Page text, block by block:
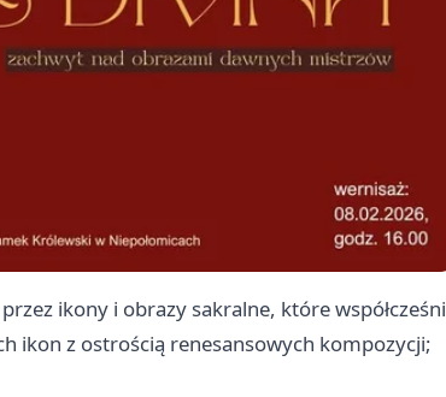
ikony i obrazy sakralne, które współcześni
ikon z ostrością renesansowych kompozycji;